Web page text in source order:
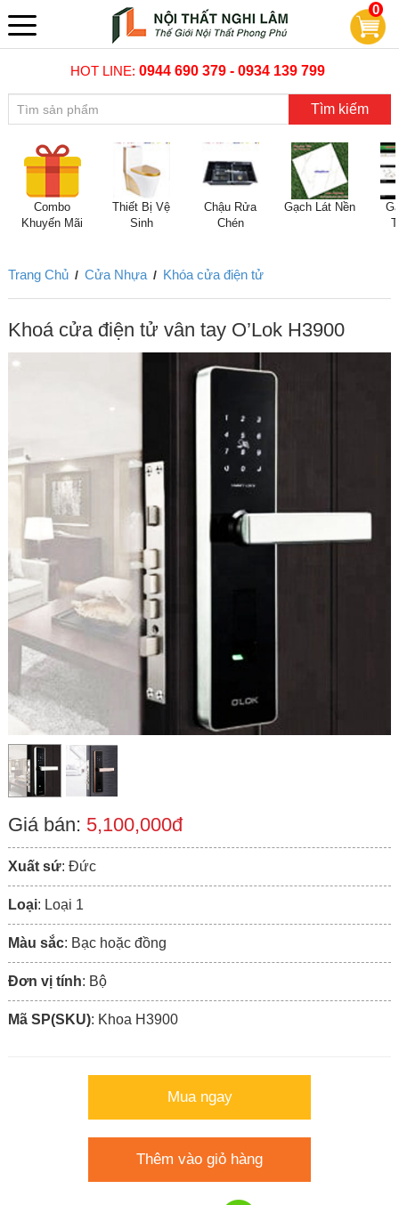
0
HOT LINE:0944 690 379 - 0934 139 799
Tìm kiếm
Combo
Khuyến Mãi
Thiết Bị Vệ
Sinh
Chậu Rửa
Chén
Gạch Lát Nền
Trang Chủ / Cửa Nhựa / Khóa cửa điện tử
Khoá cửa điện tử vân tay O’Lok H3900
Giá bán: 5,100,000đ
Xuất sứ: Đức
Loại: Loại 1
Màu sắc: Bạc hoặc đồng
Đơn vị tính: Bộ
Mã SP(SKU): Khoa H3900
Mua ngay
Thêm vào giỏ hàng